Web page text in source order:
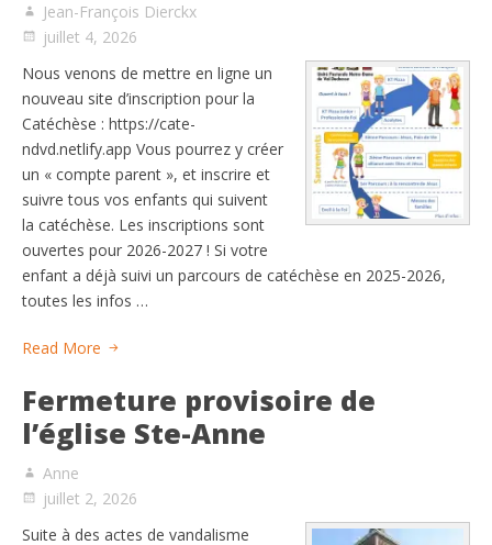
Jean-François Dierckx
juillet 4, 2026
Nous venons de mettre en ligne un
nouveau site d’inscription pour la
Catéchèse : https://cate-
ndvd.netlify.app Vous pourrez y créer
un « compte parent », et inscrire et
suivre tous vos enfants qui suivent
la catéchèse. Les inscriptions sont
ouvertes pour 2026-2027 ! Si votre
enfant a déjà suivi un parcours de catéchèse en 2025-2026,
toutes les infos …
Read More
Fermeture provisoire de
l’église Ste-Anne
Anne
juillet 2, 2026
Suite à des actes de vandalisme